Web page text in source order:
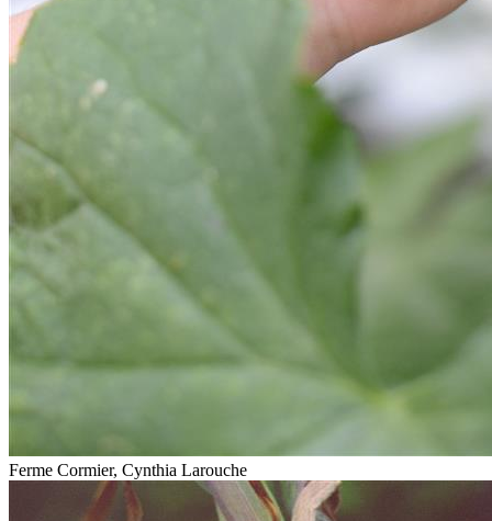
Ferme Cormier, Cynthia Larouche